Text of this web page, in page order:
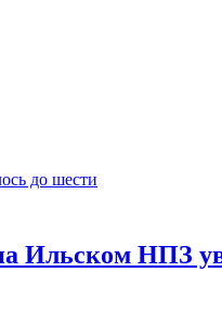
Ильском НПЗ